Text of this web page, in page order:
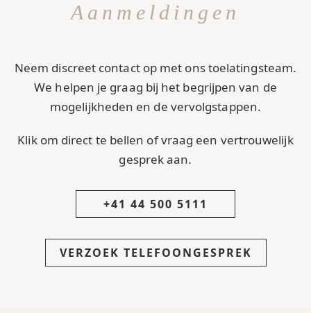
Aanmeldingen
Neem discreet contact op met ons toelatingsteam.
We helpen je graag bij het begrijpen van de
mogelijkheden en de vervolgstappen.
Klik om direct te bellen of vraag een vertrouwelijk
gesprek aan.
+41 44 500 5111
VERZOEK TELEFOONGESPREK